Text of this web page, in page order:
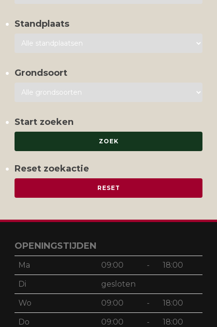
Standplaats
Grondsoort
Start zoeken
Reset zoekactie
OPENINGSTIJDEN
Ma 09:00 - 18:00
Di gesloten
Wo 09:00 - 18:00
Do 09:00 - 18:00